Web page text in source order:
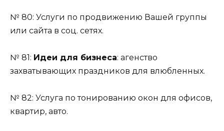
№ 80: Услуги по продвижению Вашей группы
или сайта в соц. сетях.
№ 81: Идеи для бизнеса: агенство
захватывающих праздников для влюбленных.
№ 82: Услуга по тонированию окон для офисов,
квартир, авто.